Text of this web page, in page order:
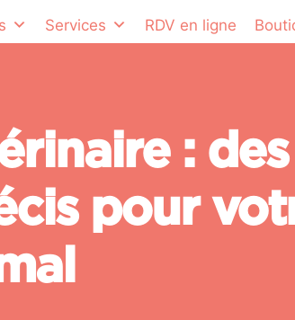
Services RDV en ligne
: des
pour